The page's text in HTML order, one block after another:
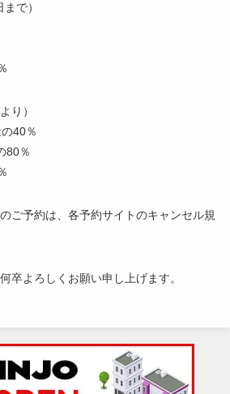
で）
り）
40％
80％
ご予約は、各予約サイトのキャンセル規
卒よろしくお願い申し上げます。